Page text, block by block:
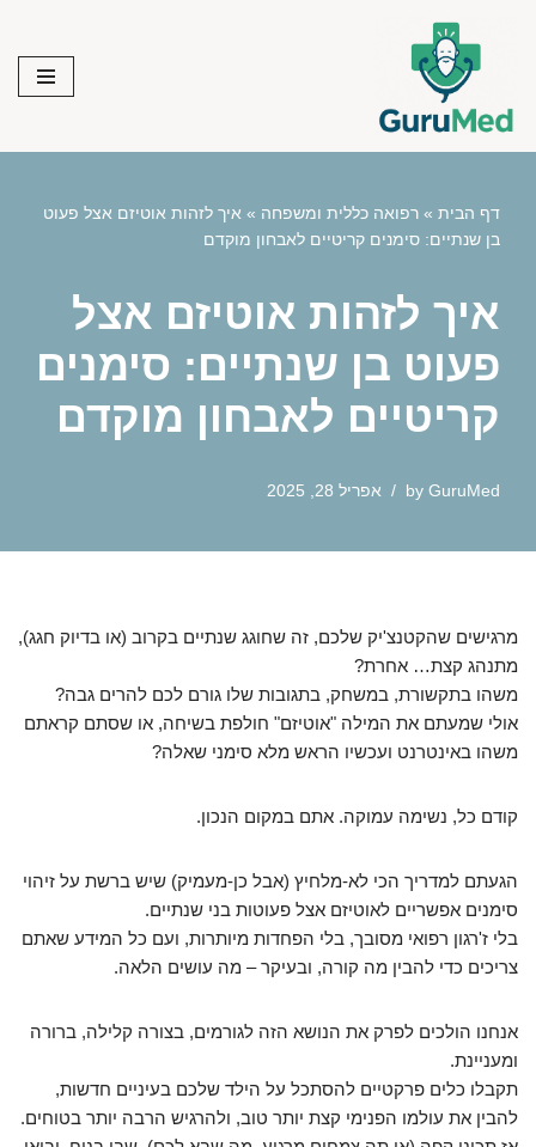
content
דף הבית » רפואה כללית ומשפחה » איך לזהות אוטיזם אצל פעוט
בן שנתיים: סימנים קריטיים לאבחון מוקדם
איך לזהות אוטיזם אצל
פעוט בן שנתיים: סימנים
קריטיים לאבחון מוקדם
by GuruMed אפריל 28, 2025
מרגישים שהקטנצ'יק שלכם, זה שחוגג שנתיים בקרוב (או בדיוק חגג),
מתנהג קצת… אחרת?
משהו בתקשורת, במשחק, בתגובות שלו גורם לכם להרים גבה?
אולי שמעתם את המילה "אוטיזם" חולפת בשיחה, או שסתם קראתם
משהו באינטרנט ועכשיו הראש מלא סימני שאלה?
קודם כל, נשימה עמוקה. אתם במקום הנכון.
הגעתם למדריך הכי לא-מלחיץ (אבל כן-מעמיק) שיש ברשת על זיהוי
סימנים אפשריים לאוטיזם אצל פעוטות בני שנתיים.
בלי ז'רגון רפואי מסובך, בלי הפחדות מיותרות, ועם כל המידע שאתם
צריכים כדי להבין מה קורה, ובעיקר – מה עושים הלאה.
אנחנו הולכים לפרק את הנושא הזה לגורמים, בצורה קלילה, ברורה
ומעניינת.
תקבלו כלים פרקטיים להסתכל על הילד שלכם בעיניים חדשות,
להבין את עולמו הפנימי קצת יותר טוב, ולהרגיש הרבה יותר בטוחים.